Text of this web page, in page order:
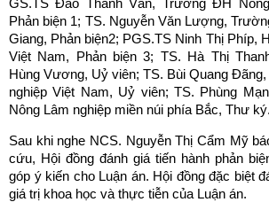
GS.TS Đào Thanh Vân, Trường ĐH
Phản biện 1; TS. Nguyễn Văn Lượng,
Giang, Phản biện2; PGS.TS Ninh Thị Phíp,
Việt Nam, Phản biện 3; TS. Hà Thị
Hùng Vương, Uỷ viên; TS. Bùi Quang
nghiệp Việt Nam, Uỷ viên; TS. Phùng
Nông Lâm nghiệp miền núi phía Bắc, Thư ký.
Sau khi nghe NCS. Nguyễn Thị Cẩm Mỹ
cứu, Hội đồng đánh giá tiến hành phản
góp ý kiến cho Luận án. Hội đồng đặc biệt
giá trị khoa học và thực tiễn của Luận án.